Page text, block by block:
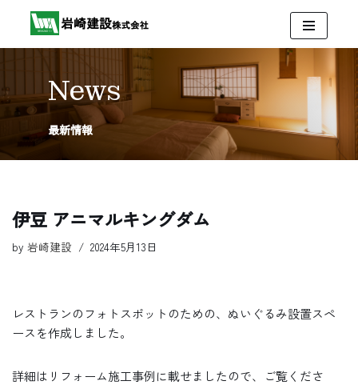
ン
ツ
へ
ス
プ
News
最新情報
伊豆 アニマルキングダム
by 岩崎建設 2024年5月13日
レストランのフォトスポットのための、ぬいぐるみ設置スペ
ースを作成しました。
詳細はリフォーム施工事例に載せましたので、ご覧くださ